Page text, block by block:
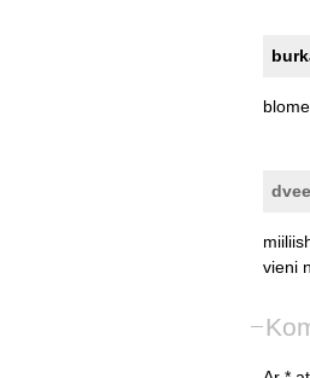
blome
vieni